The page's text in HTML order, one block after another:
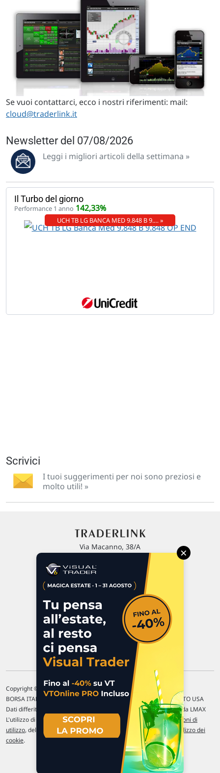
Se vuoi contattarci, ecco i nostri riferimenti: mail:
cloud@traderlink.it
Newsletter del 07/08/2026
Leggi i migliori articoli della settimana »
Il Turbo del giorno
Performance 1 anno 142,33%
UCH TB LG BANCA MED 9.848 B 9.… »
Scrivici
I tuoi suggerimenti per noi sono preziosi e
molto utili! »
Via Macanno, 38/A
P.IVA 02 452 460 401
Commenti e segnalazioni
Contattaci
Copyright © 1996-2026 Traderlink Italia s.r.l.
BORSA ITALIANA Quotazioni di borsa differite di 15 min. / MERCATO USA
Dati differiti di 15 min. (fonte Intrinio) / FOREX Quotazioni fornite da LMAX
L'utilizzo di questo sito implica l'accettazione delle nostre Condizioni di
utilizzo, del Disclaimer MAR, dellePolitiche sulla privacye dell' Utilizzo dei
cookie.
×